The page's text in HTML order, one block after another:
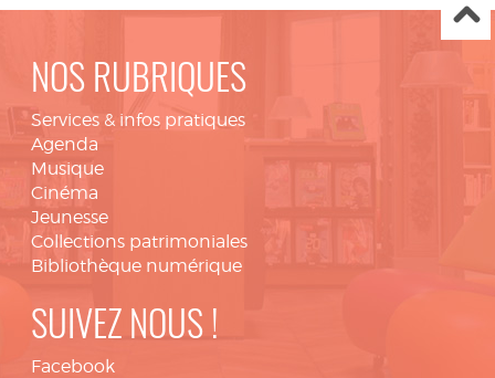
NOS RUBRIQUES
Services & infos pratiques
Agenda
Musique
Cinéma
Jeunesse
Collections patrimoniales
Bibliothèque numérique
SUIVEZ NOUS !
Facebook